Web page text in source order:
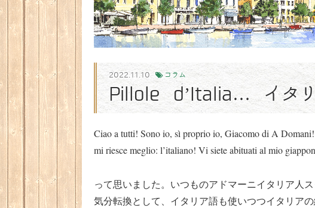
2022.11.10 コラム
Pillole d’Italia… イタリ
Ciao a tutti! Sono io, sì proprio io, Giacomo di A
mi riesce meglio: l’italiano! Vi siete abituati al mio
って思いました。いつものアドマーニイタリア人
気分転換として、イタリア語も使いつつイタリア